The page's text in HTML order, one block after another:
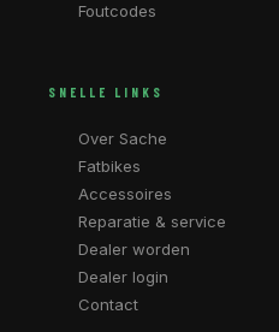
Foutcodes
SNELLE LINKS
Over Sache
Fatbikes
Accessoires
Reparatie & service
Dealer worden
Dealer login
Contact